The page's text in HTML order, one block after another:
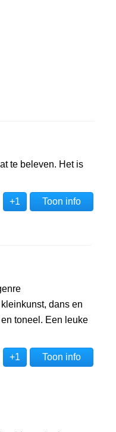
te beleven. Het is
+1 Toon info
dans en
toneel. Een leuke
+1 Toon info